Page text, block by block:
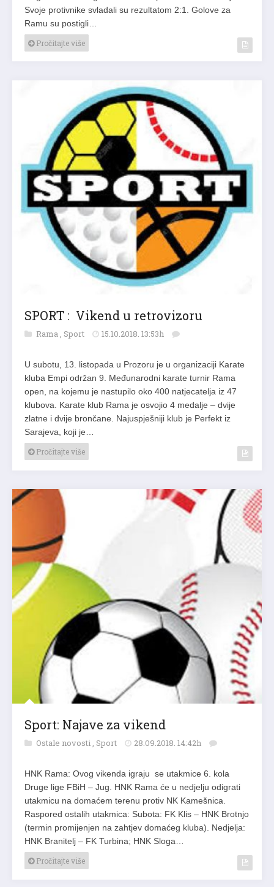
Svoje protivnike svladali su rezultatom 2:1. Golove za
Ramu su postigli…
Pročitajte više
SPORT : Vikend u retrovizoru
Rama , Sport 15.10.2018. 13:53h
U subotu, 13. listopada u Prozoru je u organizaciji Karate
kluba Empi održan 9. Međunarodni karate turnir Rama
open, na kojemu je nastupilo oko 400 natjecatelja iz 47
klubova. Karate klub Rama je osvojio 4 medalje – dvije
zlatne i dvije brončane. Najuspješniji klub je Perfekt iz
Sarajeva, koji je…
Pročitajte više
Sport: Najave za vikend
Ostale novosti , Sport 28.09.2018. 14:42h
HNK Rama: Ovog vikenda igraju se utakmice 6. kola
Druge lige FBiH – Jug. HNK Rama će u nedjelju odigrati
utakmicu na domaćem terenu protiv NK Kamešnica.
Raspored ostalih utakmica: Subota: FK Klis – HNK Brotnjo
(termin promijenjen na zahtjev domaćeg kluba). Nedjelja:
HNK Branitelj – FK Turbina; HNK Sloga…
Pročitajte više